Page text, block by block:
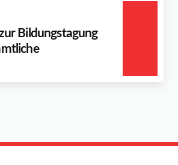
Bildungstagung